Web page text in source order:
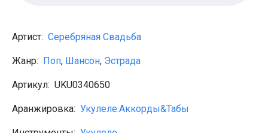
ДДТ
Земфира
Сплин
Наутилус Помпилиус
Владимир Высоцкий
Гражданская оборона
Артист: Серебряная Свадьба
Жанр: Поп, Шансон, Эстрада
Артикул: UKU0340650
Аранжировка: Укулеле.Аккорды&Табы